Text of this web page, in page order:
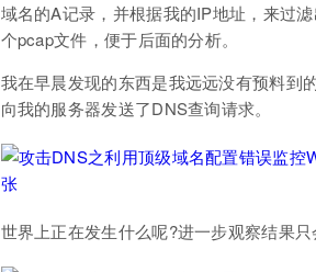
域名的A记录，并根据我的IP地址，来过
个pcap文件，便于后面的分析。
我在早晨发现的东西是我远远没有预料到
向我的服务器发送了DNS查询请求。
世界上正在发生什么呢?进一步观察结果只